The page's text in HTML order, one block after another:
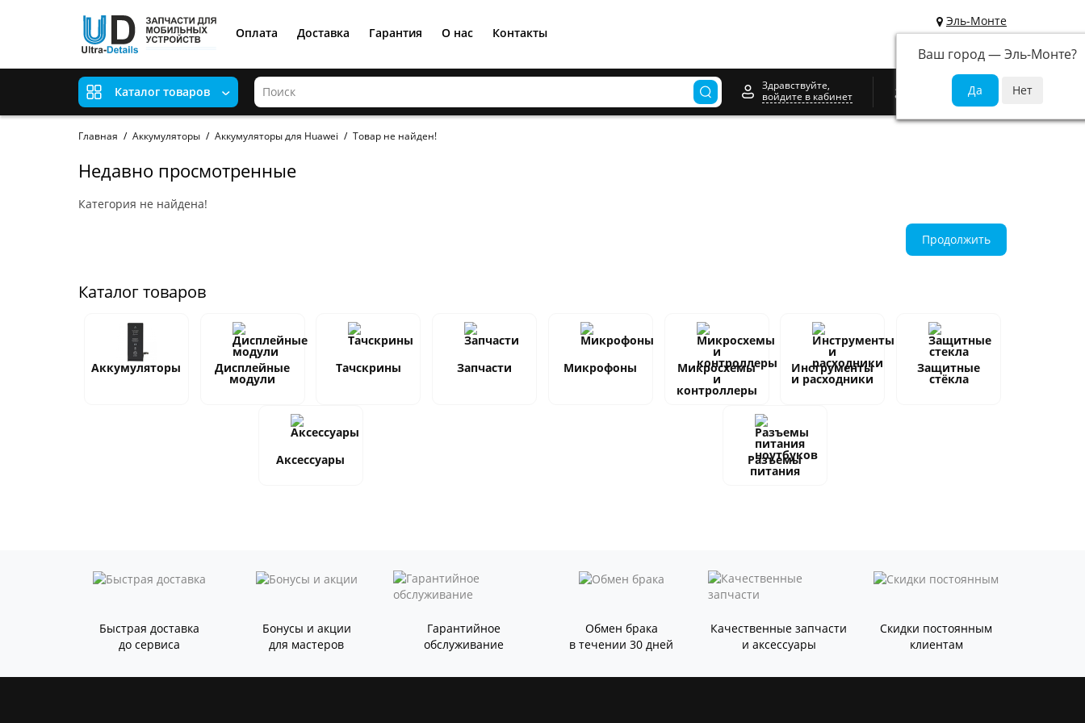
Эль-Монте
Ваш город —Эль-Монте?
Оплата Доставка Гарантия О нас Контакты
Каталог товаров
Здравствуйте,
войдите в кабинет
0
Главная Аккумуляторы Аккумуляторы для Huawei Товар не найден!
Недавно просмотренные
Категория не найдена!
Продолжить
Каталог товаров
Аккумуляторы Дисплейные
модули
Тачскрины Запчасти Микрофоны Микросхемы
и
контроллеры
Инструменты
и расходники
Защитные
стёкла
Аксессуары Разъемы
питания
Быстрая доставка
до сервиса
Бонусы и акции
для мастеров
Гарантийное
обслуживание
Обмен брака
в течении 30 дней
Качественные запчасти
и аксессуары
Скидки постоянным
клиентам